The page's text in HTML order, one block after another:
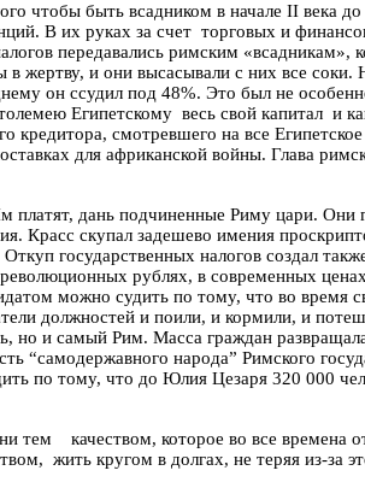
чтобы быть всадником в начале II века
В их руках за счет торговых и
передавались римским «всадникам»,
жертву, и они высасывали с них все
он ссудил под 48%. Это был не
Египетскому весь свой капитал и
кредитора, смотревшего на все
для африканской войны. Глава
дань подчиненные Риму цари.
Красс скупал задешево имения
Откуп государственных налогов создал
рублях, в современных
можно судить по тому, что во время
должностей и поили, и кормили, и
но и самый Рим. Масса граждан
“самодержавного народа” Римского
по тому, что до Юлия Цезаря 320 000
тем
качеством, которое во все времена
жить кругом в долгах, не теряя из-за